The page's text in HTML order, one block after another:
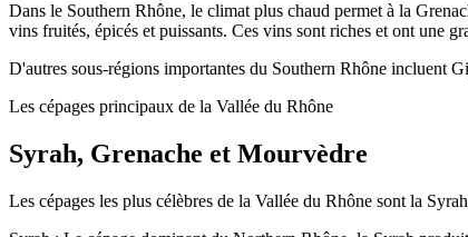
Dans le Southern Rhône, le climat plus chaud permet à la
vins fruités, épicés et puissants. Ces vins sont riches et ont une
D'autres sous-régions importantes du Southern Rhône incluent
Les cépages principaux de la Vallée du Rhône
Syrah, Grenache et Mourvèdre
Les cépages les plus célèbres de la Vallée du Rhône sont la